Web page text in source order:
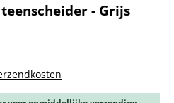
teenscheider - Grijs